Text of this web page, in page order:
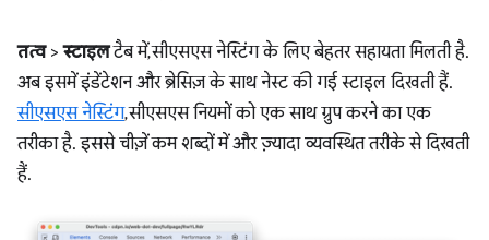
तत्व>स्टाइलटैब में, सीएसएस नेस्टिंग के लिए बेहतर सहायता मिलती है.
अब इसमें इंडेंटेशन और ब्रेसिज़ के साथ नेस्ट की गई स्टाइल दिखती हैं.
सीएसएस नेस्टिंग, सीएसएस नियमों को एक साथ ग्रुप करने का एक
तरीका है. इससे चीज़ें कम शब्दों में और ज़्यादा व्यवस्थित तरीके से दिखती
हैं.